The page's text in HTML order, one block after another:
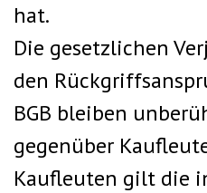
hat.
Die gesetzlichen
den
BGB bleiben
gegenüber
Kaufleuten gilt die